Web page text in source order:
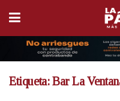
Etiqueta:Bar La